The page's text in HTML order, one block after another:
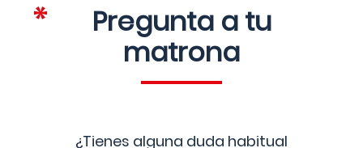
Pregunta a tu
matrona
¿Tienes alguna duda habitual